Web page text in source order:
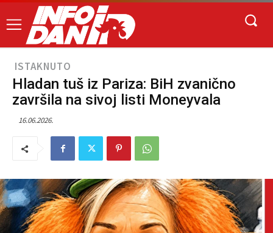
ISTAKNUTO
Hladan tuš iz Pariza: BiH zvanično
završila na sivoj listi Moneyvala
16.06.2026.